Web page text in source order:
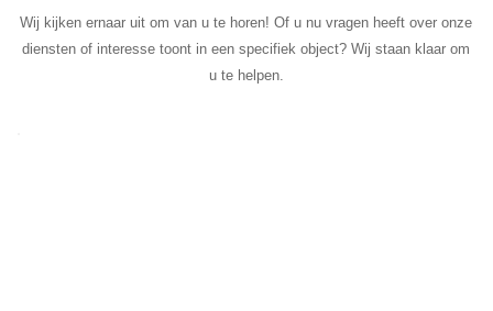
Wij kijken ernaar uit om van u te horen! Of u nu vragen heeft over onze
diensten of interesse toont in een specifiek object? Wij staan klaar om
u te helpen.